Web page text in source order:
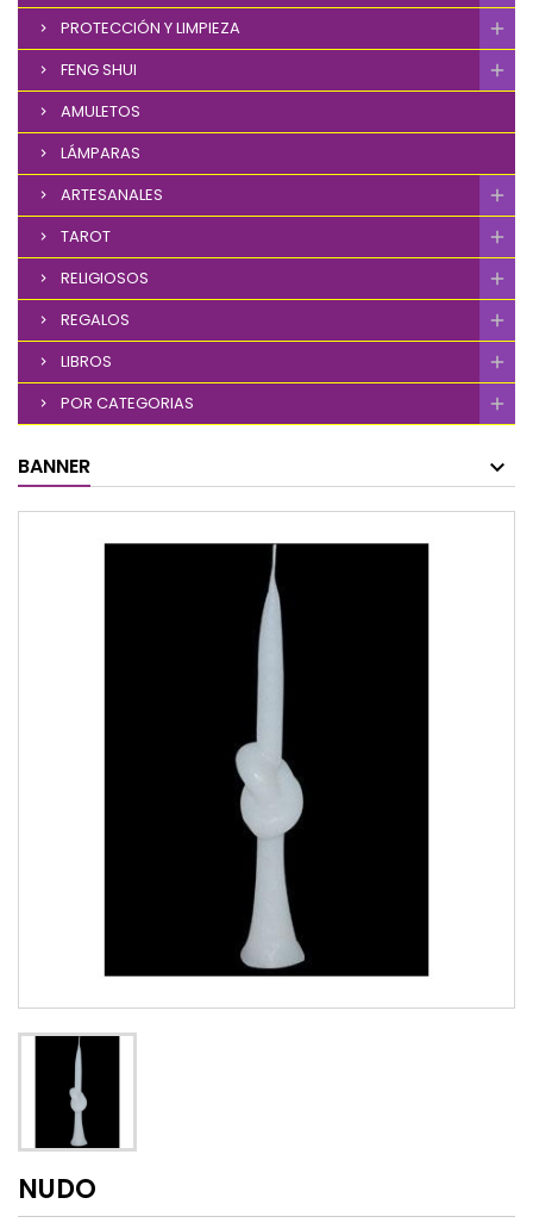
PROTECCIÓN Y LIMPIEZA
FENG SHUI
AMULETOS
LÁMPARAS
ARTESANALES
TAROT
RELIGIOSOS
REGALOS
LIBROS
POR CATEGORIAS
BANNER
NUDO